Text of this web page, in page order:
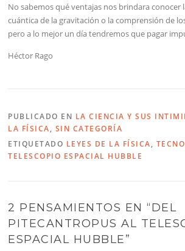
No sabemos qué ventajas nos brindara conocer
cuántica de la gravitación o la comprensión de
pero a lo mejor un día tendremos que pagar
Héctor Rago
PUBLICADO EN LA CIENCIA Y SUS
LA FÍSICA, SIN CATEGORÍA
ETIQUETADO LEYES DE LA FÍSICA,
TELESCOPIO ESPACIAL HUBBLE
2 PENSAMIENTOS EN “DEL
PITECANTROPUS AL
ESPACIAL HUBBLE”